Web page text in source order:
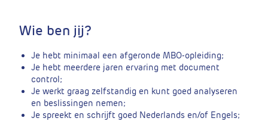
Wie ben jij?
Je hebt minimaal een afgeronde MBO-opleiding;
Je hebt meerdere jaren ervaring met document
control;
Je werkt graag zelfstandig en kunt goed analyseren
en beslissingen nemen;
Je spreekt en schrijft goed Nederlands en/of Engels;